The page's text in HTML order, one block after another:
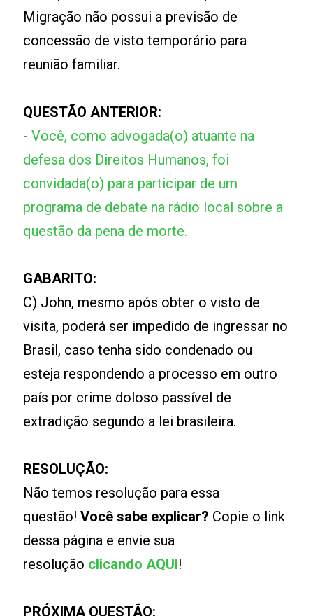
Migração não possui a previsão de
concessão de visto temporário para
reunião familiar.
QUESTÃO ANTERIOR:
-Você, como advogada(o) atuante na
defesa dos Direitos Humanos, foi
convidada(o) para participar de um
programa de debate na rádio local sobre a
questão da pena de morte.
GABARITO:
C) John, mesmo após obter o visto de
visita, poderá ser impedido de ingressar no
Brasil, caso tenha sido condenado ou
esteja respondendo a processo em outro
país por crime doloso passível de
extradição segundo a lei brasileira.
RESOLUÇÃO:
Não temos resolução para essa
questão!Você sabe explicar? Copie o link
dessa página e envie sua
resolução clicando AQUI!
PRÓXIMA QUESTÃO: